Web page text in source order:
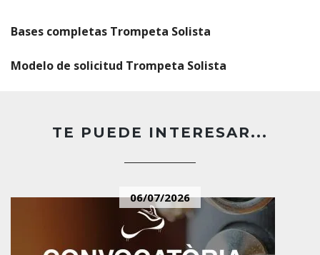
Bases completas Trompeta Solista
Modelo de solicitud Trompeta Solista
TE PUEDE INTERESAR...
06/07/2026